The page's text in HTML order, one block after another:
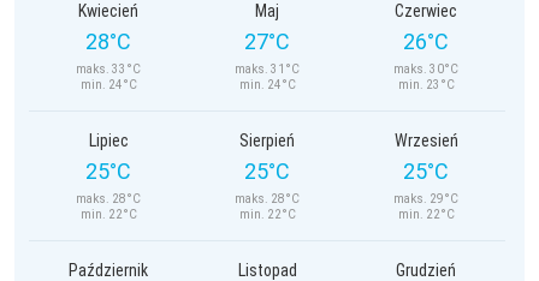
Kwiecień
28°C
maks. 33°C
min. 24°C
Maj
27°C
maks. 31°C
min. 24°C
Czerwiec
26°C
maks. 30°C
min. 23°C
Lipiec
25°C
maks. 28°C
min. 22°C
Sierpień
25°C
maks. 28°C
min. 22°C
Wrzesień
25°C
maks. 29°C
min. 22°C
Październik Listopad Grudzień